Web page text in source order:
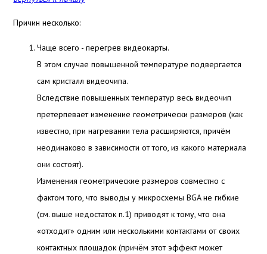
Причин несколько:
Чаще всего - перегрев видеокарты.
В этом случае повышенной температуре подвергается
сам кристалл видеочипа.
Вследствие повышенных температур весь видеочип
претерпевает изменение геометрически размеров (как
известно, при нагревании тела расширяются, причём
неодинаково в зависимости от того, из какого материала
они состоят).
Изменения геометрические размеров совместно с
фактом того, что выводы у микросхемы BGA не гибкие
(см. выше недостаток п.1) приводят к тому, что она
«отходит» одним или несколькими контактами от своих
контактных площадок (причём этот эффект может